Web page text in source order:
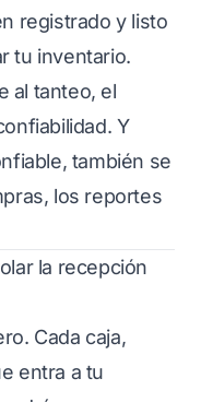
registrado y listo
tu inventario.
al tanteo, el
Y
también se
los reportes
la recepción
Cada caja,
entra a tu